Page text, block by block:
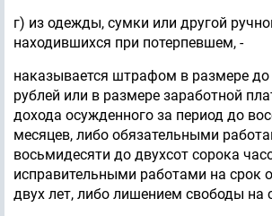
г) из одежды, сумки или другой
находившихся при потерпевшем, -
наказывается штрафом в размере до
рублей или в размере заработной
дохода осужденного за период до
месяцев, либо обязательными
восьмидесяти до двухсот сорока
исправительными работами на срок
двух лет, либо лишением свободы на